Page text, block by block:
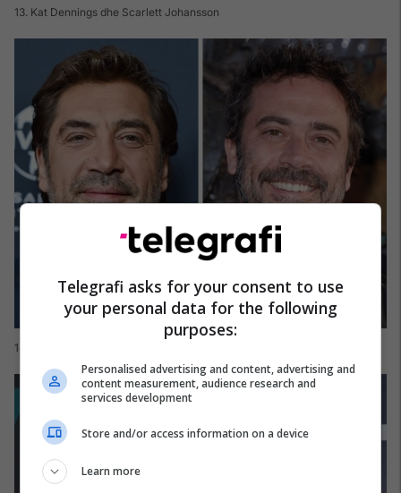
13. Kat Dennings dhe Scarlett Johansson
14. Javier Bardem dhe Jeffery Dean Morgan
Telegrafi asks for your consent to use
your personal data for the following
purposes:
Personalised advertising and content, advertising and
content measurement, audience research and
services development
Store and/or access information on a device
Learn more